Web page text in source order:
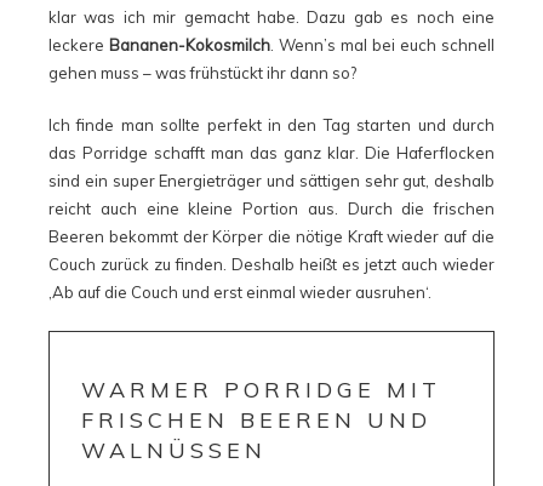
klar was ich mir gemacht habe. Dazu gab es noch eine
leckere Bananen-Kokosmilch . Wenn’s mal bei euch schnell
gehen muss – was frühstückt ihr dann so?
Ich finde man sollte perfekt in den Tag starten und durch
das Porridge schafft man das ganz klar. Die Haferflocken
sind ein super Energieträger und sättigen sehr gut, deshalb
reicht auch eine kleine Portion aus. Durch die frischen
Beeren bekommt der Körper die nötige Kraft wieder auf die
Couch zurück zu finden. Deshalb heißt es jetzt auch wieder
‚Ab auf die Couch und erst einmal wieder ausruhen‘.
WARMER PORRIDGE MIT
FRISCHEN BEEREN UND
WALNÜSSEN